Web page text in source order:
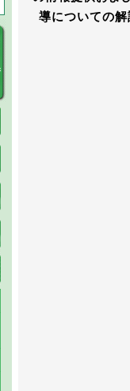
導についての解